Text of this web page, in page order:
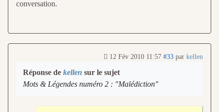
conversation.
12 Fév 2010 11:57 #33 par kellen
Réponse de kellen sur le sujet
Mots & Légendes numéro 2 : "Malédiction"